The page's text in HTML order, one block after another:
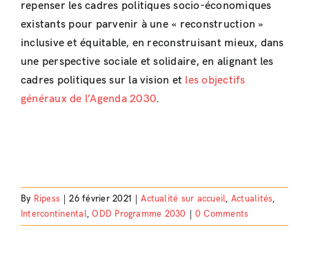
repenser les cadres politiques socio-économiques
existants pour parvenir à une « reconstruction »
inclusive et équitable, en reconstruisant mieux, dans
une perspective sociale et solidaire, en alignant les
cadres politiques sur la vision et les objectifs
généraux de l’Agenda 2030.
By Ripess 26 février 2021 Actualité sur accueil, Actualités,
Intercontinental,ODD Programme 2030 0 Comments